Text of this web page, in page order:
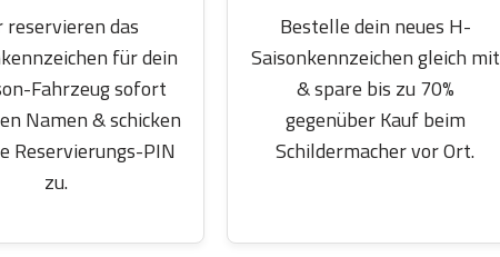
reservieren das
für dein
Fahrzeug sofort
Namen & schicken
Reservierungs-PIN
zu.
Bestelle dein neues H-
Saisonkennzeichen gleich mit
& spare bis zu 70%
gegenüber Kauf beim
Schildermacher vor Ort.